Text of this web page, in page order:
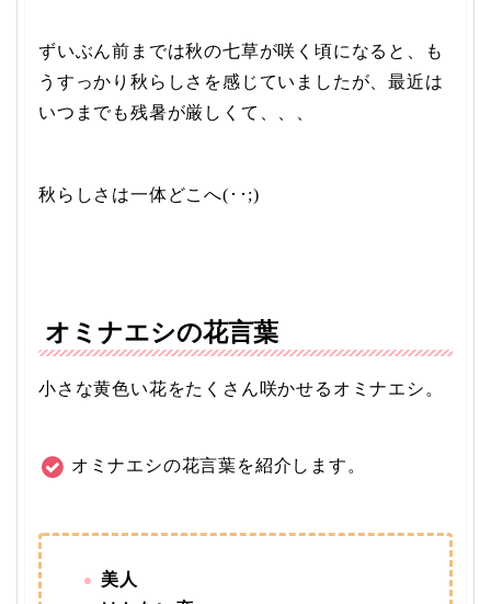
ずいぶん前までは秋の七草が咲く頃になると、も
うすっかり秋らしさを感じていましたが、最近は
いつまでも残暑が厳しくて、、、
秋らしさは一体どこへ(･･;)
オミナエシの花言葉
小さな黄色い花をたくさん咲かせるオミナエシ。
オミナエシの花言葉を紹介します。
美人